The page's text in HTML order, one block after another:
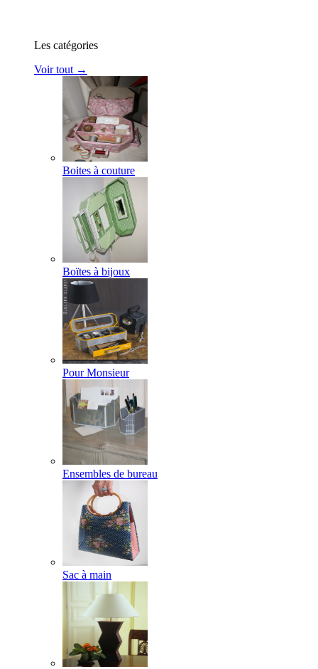
Les catégories
Voir tout →
Boites à couture
Boïtes à bijoux
Pour Monsieur
Ensembles de bureau
Sac à main